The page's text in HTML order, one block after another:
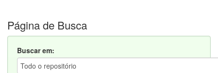
Página de Busca
Buscar em: